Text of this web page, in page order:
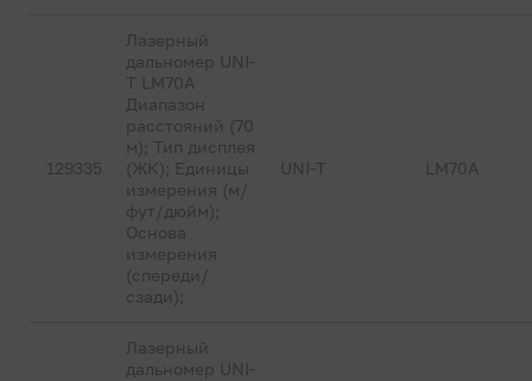
129335
Лазерный
дальномер UNI-
T LM70A
Диапазон
расстояний (70
м); Тип дисплея
(ЖК); Единицы
измерения (м/
фут/дюйм);
Основа
измерения
(спереди/
сзади);
UNI-T LM70A
Лазерный
дальномер UNI-